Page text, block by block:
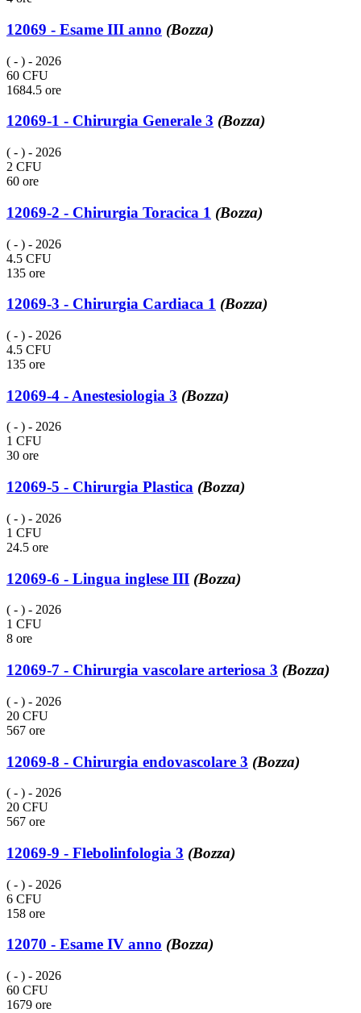
12069 - Esame III anno (Bozza)
( - ) - 2026
60 CFU
1684.5 ore
12069-1 - Chirurgia Generale 3 (Bozza)
( - ) - 2026
2 CFU
60 ore
12069-2 - Chirurgia Toracica 1 (Bozza)
( - ) - 2026
4.5 CFU
135 ore
12069-3 - Chirurgia Cardiaca 1 (Bozza)
( - ) - 2026
4.5 CFU
135 ore
12069-4 - Anestesiologia 3 (Bozza)
( - ) - 2026
1 CFU
30 ore
12069-5 - Chirurgia Plastica (Bozza)
( - ) - 2026
1 CFU
24.5 ore
12069-6 - Lingua inglese III (Bozza)
( - ) - 2026
1 CFU
8 ore
12069-7 - Chirurgia vascolare arteriosa 3 (Bozza)
( - ) - 2026
20 CFU
567 ore
12069-8 - Chirurgia endovascolare 3 (Bozza)
( - ) - 2026
20 CFU
567 ore
12069-9 - Flebolinfologia 3 (Bozza)
( - ) - 2026
6 CFU
158 ore
12070 - Esame IV anno (Bozza)
( - ) - 2026
60 CFU
1679 ore